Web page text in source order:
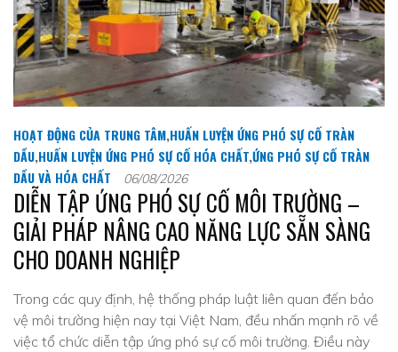
HOẠT ĐỘNG CỦA TRUNG TÂM,HUẤN LUYỆN ỨNG PHÓ SỰ CỐ TRÀN
DẦU,HUẤN LUYỆN ỨNG PHÓ SỰ CỐ HÓA CHẤT,ỨNG PHÓ SỰ CỐ TRÀN
DẦU VÀ HÓA CHẤT
06/08/2026
DIỄN TẬP ỨNG PHÓ SỰ CỐ MÔI TRƯỜNG –
GIẢI PHÁP NÂNG CAO NĂNG LỰC SẴN SÀNG
CHO DOANH NGHIỆP
Trong các quy định, hệ thống pháp luật liên quan đến bảo
vệ môi trường hiện nay tại Việt Nam, đều nhấn mạnh rõ về
việc tổ chức diễn tập ứng phó sự cố môi trường. Điều này